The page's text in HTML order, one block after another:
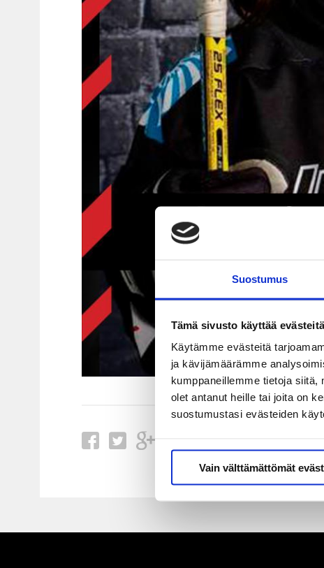
Suostumus
Tämä sivusto käyttää evästeitä
Käytämme evästeitä
ja kävijämäärämme
kumppaneillemme tietoja
olet antanut heille tai joita on
suostumustasi evästeiden
Vain välttämättömät